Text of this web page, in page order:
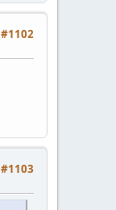
#1102
#1103